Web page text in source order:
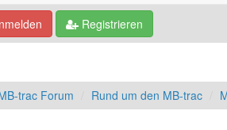
Registrieren
trac Forum Rund um den MB-trac